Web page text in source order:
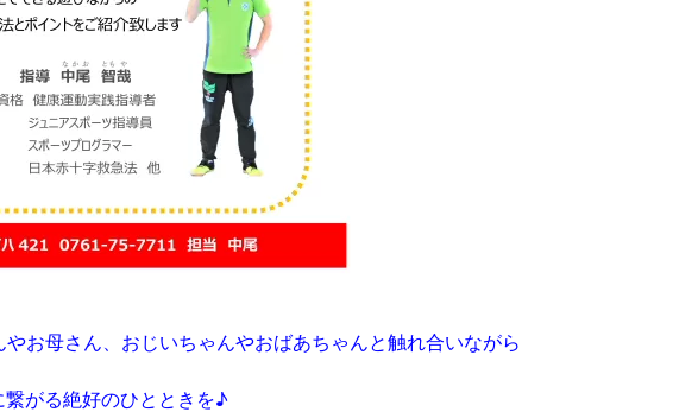
お母さん、おじいちゃんやおばあちゃんと触れ合いながら
がる絶好のひとときを♪